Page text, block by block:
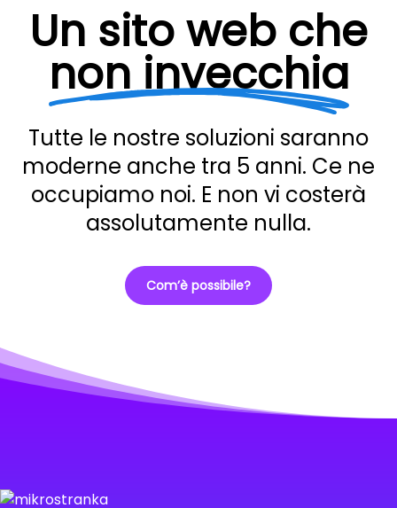
Un sito web che
non invecchia
Tutte le nostre soluzioni saranno
moderne anche tra 5 anni. Ce ne
occupiamo noi. E non vi costerà
assolutamente nulla.
Com’è possibile?